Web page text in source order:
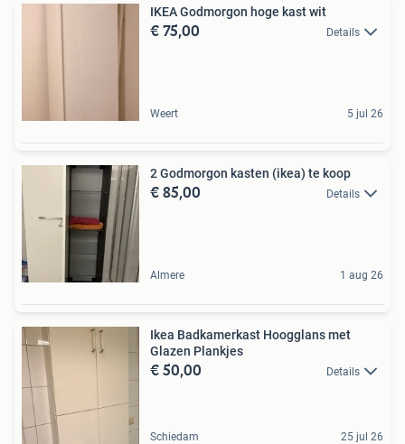
IKEA Godmorgon hoge kast wit
€ 75,00 Details
Weert 5 jul 26
2 Godmorgon kasten (ikea) te koop
€ 85,00 Details
Almere 1 aug 26
Ikea Badkamerkast Hoogglans met
Glazen Plankjes
€ 50,00 Details
Schiedam 25 jul 26